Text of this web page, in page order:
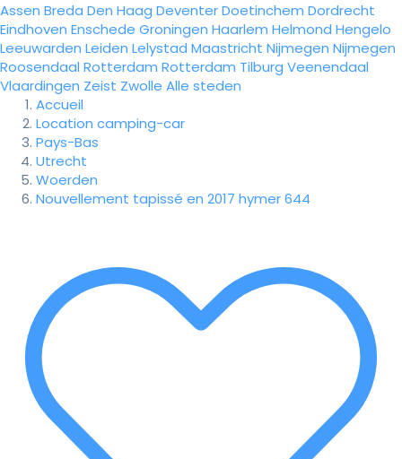
Assen Breda Den Haag DeventerDoetinchem Dordrecht
Eindhoven Enschede Groningen Haarlem Helmond Hengelo
Leeuwarden Leiden Lelystad Maastricht Nijmegen Nijmegen
Roosendaal Rotterdam Rotterdam Tilburg Veenendaal
Vlaardingen Zeist Zwolle Alle steden
Accueil
Location camping-car
Pays-Bas
Utrecht
Woerden
Nouvellement tapissé en 2017 hymer 644